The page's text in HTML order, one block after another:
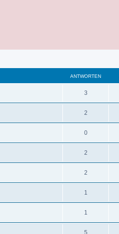
ANTWORTEN
3
2
0
2
2
1
1
5